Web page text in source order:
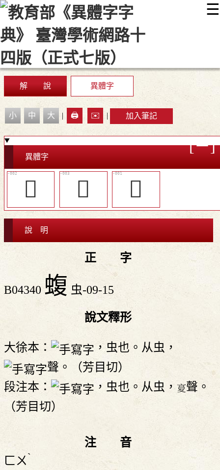
☰
::: 最新消息 常見問題 編輯說明
顯示模式
網站導覽
解 說 異體字
小 中 大 | 🖨️ ✉️ | 加入筆記
異體字
󸥥 󸥦 𧐛
說 明
正 字
B04340 蝮 虫-09-15
說文釋形
大徐本：
，虫也。从虫，
聲。（芳目切）
段注本：
，虫也。从虫，
聲。
（芳目切）
注 音
ㄈㄨˋ